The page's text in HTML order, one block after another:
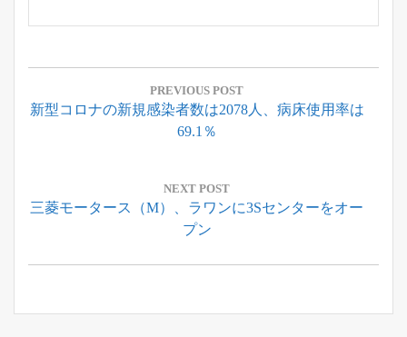
投
ナ
シ
ン
PREVIOUS POST
Previous
新型コロナの新規感染者数は2078人、病床使用率は
69.1％
NEXT POST
Next
三菱モータース（M）、ラワンに3Sセンターをオー
プン